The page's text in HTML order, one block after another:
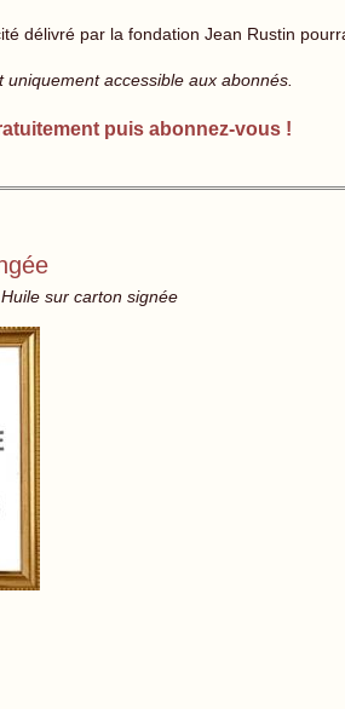
délivré par la fondation Jean Rustin
accessible aux abonnés.
puis abonnez-vous !
sur carton signée